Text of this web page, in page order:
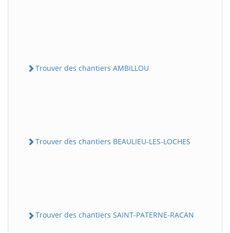
Trouver des chantiers AMBILLOU
Trouver des chantiers BEAULIEU-LES-LOCHES
Trouver des chantiers SAINT-PATERNE-RACAN